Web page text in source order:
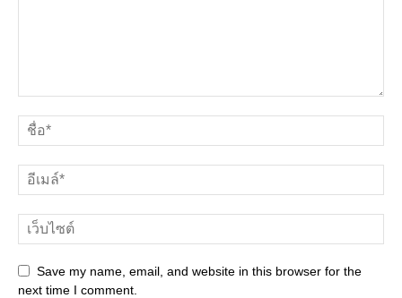
Save my name, email, and website in this browser for the
next time I comment.